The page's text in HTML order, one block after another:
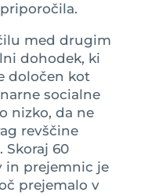
med drugim
dohodek, ki
določen kot
socialne
nizko, da ne
revščine
Skoraj 60
in prejemnic je
prejemalo v